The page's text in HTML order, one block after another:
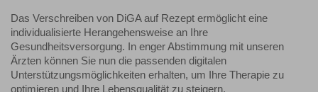
Das Verschreiben von DiGA auf Rezept ermöglicht eine
individualisierte Herangehensweise an Ihre
Gesundheitsversorgung. In enger Abstimmung mit unseren
Ärzten können Sie nun die passenden digitalen
Unterstützungsmöglichkeiten erhalten, um Ihre Therapie zu
optimieren und Ihre Lebensqualität zu steigern.